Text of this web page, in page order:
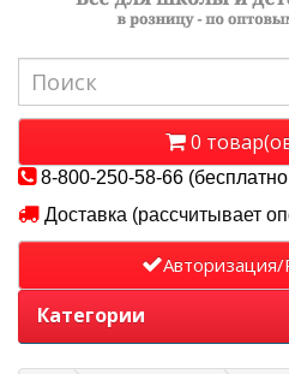
0
8-800-250-58-66
Доставка (рассчитывает
Авторизация/
Категории